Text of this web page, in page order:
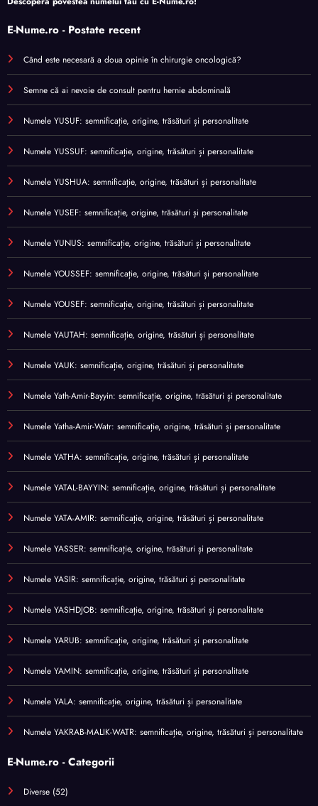
E-Nume.ro - Postate recent
Când este necesară a doua opinie în chirurgie oncologică?
Semne că ai nevoie de consult pentru hernie abdominală
Numele YUSUF: semnificație, origine, trăsături și personalitate
Numele YUSSUF: semnificație, origine, trăsături și personalitate
Numele YUSHUA: semnificație, origine, trăsături și personalitate
Numele YUSEF: semnificație, origine, trăsături și personalitate
Numele YUNUS: semnificație, origine, trăsături și personalitate
Numele YOUSSEF: semnificație, origine, trăsături și personalitate
Numele YOUSEF: semnificație, origine, trăsături și personalitate
Numele YAUTAH: semnificație, origine, trăsături și personalitate
Numele YAUK: semnificație, origine, trăsături și personalitate
Numele Yath-Amir-Bayyin: semnificație, origine, trăsături și personalitate
Numele Yatha-Amir-Watr: semnificație, origine, trăsături și personalitate
Numele YATHA: semnificație, origine, trăsături și personalitate
Numele YATAL-BAYYIN: semnificație, origine, trăsături și personalitate
Numele YATA-AMIR: semnificație, origine, trăsături și personalitate
Numele YASSER: semnificație, origine, trăsături și personalitate
Numele YASIR: semnificație, origine, trăsături și personalitate
Numele YASHDJOB: semnificație, origine, trăsături și personalitate
Numele YARUB: semnificație, origine, trăsături și personalitate
Numele YAMIN: semnificație, origine, trăsături și personalitate
Numele YALA: semnificație, origine, trăsături și personalitate
Numele YAKRAB-MALIK-WATR: semnificație, origine, trăsături și personalitate
E-Nume.ro - Categorii
Diverse (52)